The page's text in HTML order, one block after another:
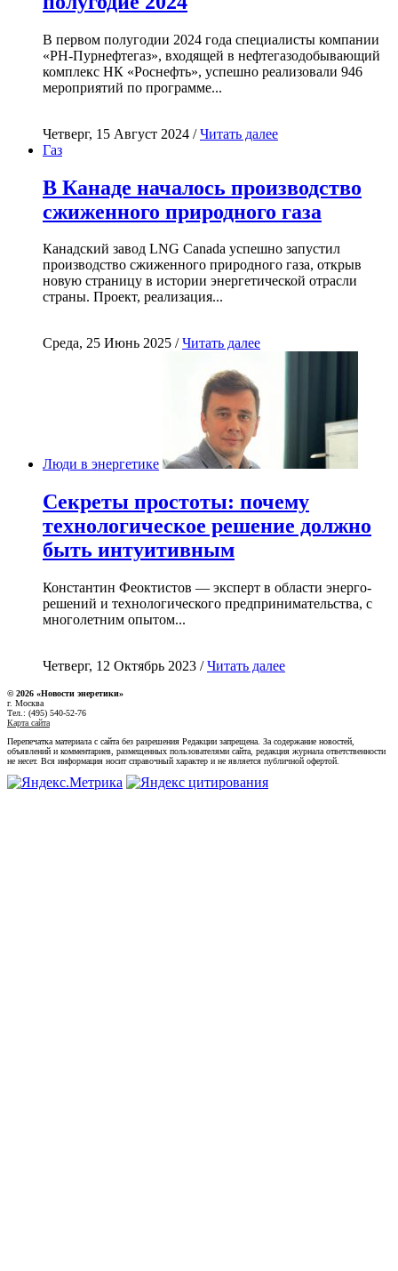
В первом полугодии 2024 года специалисты компании
«РН-Пурнефтегаз», входящей в нефтегазодобывающий
комплекс НК «Роснефть», успешно реализовали 946
мероприятий по программе...
Четверг, 15 Август 2024 /Читать далее
Газ
В Канаде началось производство
сжиженного природного газа
Канадский завод LNG Canada успешно запустил
производство сжиженного природного газа, открыв
новую страницу в истории энергетической отрасли
страны. Проект, реализация...
Среда, 25 Июнь 2025 /Читать далее
Люди в энергетике
Секреты простоты: почему
технологическое решение должно
быть интуитивным
Константин Феоктистов — эксперт в области энерго-
решений и технологического предпринимательства, с
многолетним опытом...
Четверг, 12 Октябрь 2023 /Читать далее
© 2026 «Новости энеретики»
г. Москва
Тел.: (495) 540-52-76
Карта сайта
Перепечатка материала с сайта без разрешения Редакции запрещена. За содержание новостей,
объявлений и комментариев, размещенных пользователями сайта, редакция журнала ответственности
не несет. Вся информация носит справочный характер и не является публичной офертой.